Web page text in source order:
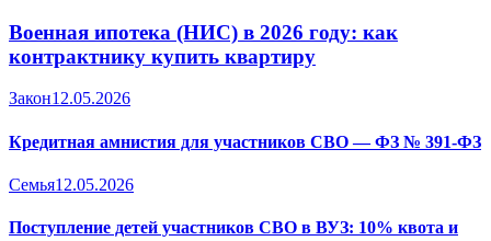
Военная ипотека (НИС) в 2026 году: как
контрактнику купить квартиру
Закон12.05.2026
Кредитная амнистия для участников СВО — ФЗ № 391-ФЗ
Семья12.05.2026
Поступление детей участников СВО в ВУЗ: 10% квота и